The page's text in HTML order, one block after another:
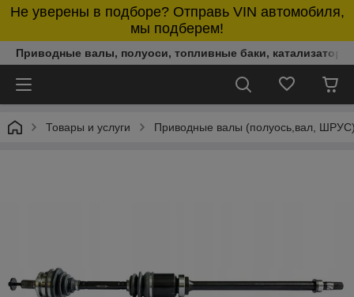
Не уверены в подборе? Отправь VIN автомобиля,
мы подберем!
Приводные валы, полуоси, топливные баки,
Товары и услуги Приводные валы (полуось,вал,